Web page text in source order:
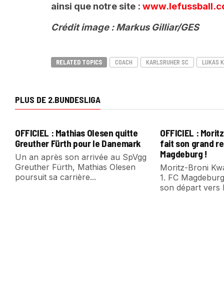
ainsi que notre site :
Crédit image : Markus Gilliar/GES
RELATED TOPICS COACH KARLSRUHER SC LUKAS
PLUS DE 2.BUNDESLIGA
OFFICIEL : Mathias Olesen quitte
Greuther Fürth pour le Danemark
Un an après son arrivée au SpVgg
Greuther Fürth, Mathias Olesen
poursuit sa carrière...
OFFICIEL :
fait son grand
Magdeburg !
Moritz-Broni
1. FC
son départ vers